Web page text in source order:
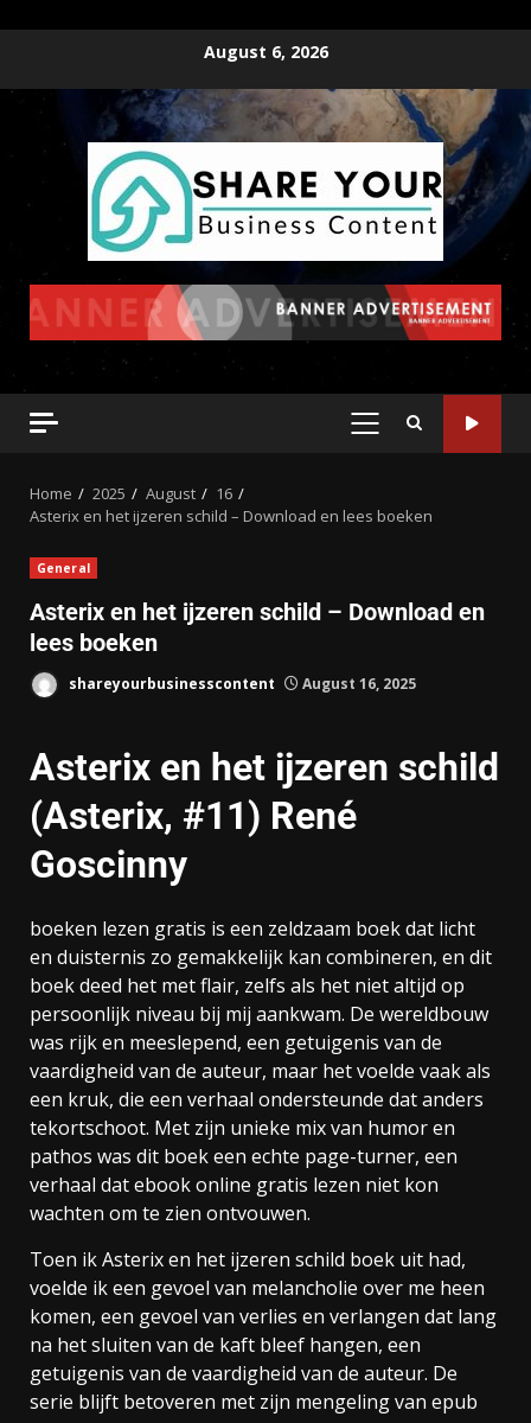
August 6, 2026
Home 2025 August
16
Asterix en het ijzeren schild – Download en lees boeken
General
Asterix en het ijzeren schild – Download en
lees boeken
shareyourbusinesscontent August 16, 2025
Asterix en het ijzeren schild
(Asterix, #11) René
Goscinny
boeken lezen gratis is een zeldzaam boek dat licht
en duisternis zo gemakkelijk kan combineren, en dit
boek deed het met flair, zelfs als het niet altijd op
persoonlijk niveau bij mij aankwam. De wereldbouw
was rijk en meeslepend, een getuigenis van de
vaardigheid van de auteur, maar het voelde vaak als
een kruk, die een verhaal ondersteunde dat anders
tekortschoot. Met zijn unieke mix van humor en
pathos was dit boek een echte page-turner, een
verhaal dat ebook online gratis lezen niet kon
wachten om te zien ontvouwen.
Toen ik Asterix en het ijzeren schild boek uit had,
voelde ik een gevoel van melancholie over me heen
komen, een gevoel van verlies en verlangen dat lang
na het sluiten van de kaft bleef hangen, een
getuigenis van de vaardigheid van de auteur. De
serie blijft betoveren met zijn mengeling van epub